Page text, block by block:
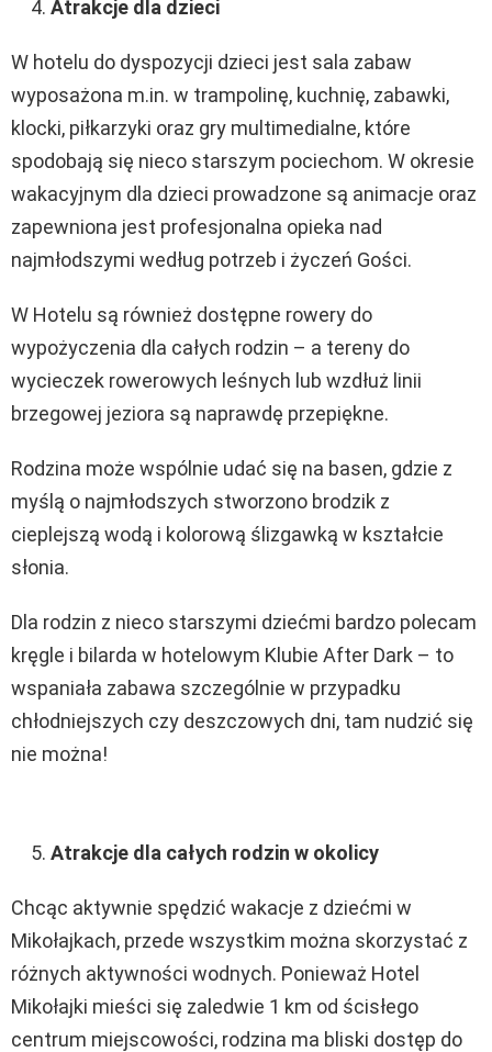
Atrakcje dla dzieci
W hotelu do dyspozycji dzieci jest sala zabaw
wyposażona m.in. w trampolinę, kuchnię, zabawki,
klocki, piłkarzyki oraz gry multimedialne, które
spodobają się nieco starszym pociechom. W okresie
wakacyjnym dla dzieci prowadzone są animacje oraz
zapewniona jest profesjonalna opieka nad
najmłodszymi według potrzeb i życzeń Gości.
W Hotelu są również dostępne rowery do
wypożyczenia dla całych rodzin – a tereny do
wycieczek rowerowych leśnych lub wzdłuż linii
brzegowej jeziora są naprawdę przepiękne.
Rodzina może wspólnie udać się na basen, gdzie z
myślą o najmłodszych stworzono brodzik z
cieplejszą wodą i kolorową ślizgawką w kształcie
słonia.
Dla rodzin z nieco starszymi dziećmi bardzo polecam
kręgle i bilarda w hotelowym Klubie After Dark – to
wspaniała zabawa szczególnie w przypadku
chłodniejszych czy deszczowych dni, tam nudzić się
nie można!
Atrakcje dla całych rodzin w okolicy
Chcąc aktywnie spędzić wakacje z dziećmi w
Mikołajkach, przede wszystkim można skorzystać z
różnych aktywności wodnych. Ponieważ Hotel
Mikołajki mieści się zaledwie 1 km od ścisłego
centrum miejscowości, rodzina ma bliski dostęp do